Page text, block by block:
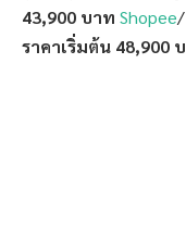
43,900 บาท Shopee/
ราคาเริ่มต้น 48,900